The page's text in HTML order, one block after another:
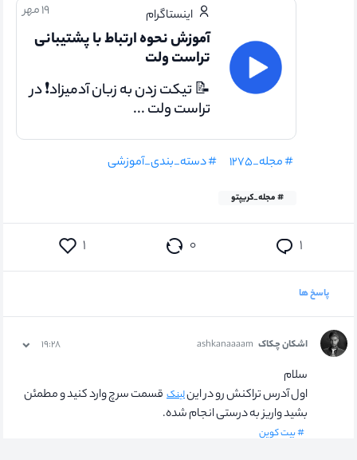
اینستاگرام ۱۹ مهر
آموزش نحوه ارتباط با پشتیبانی
تراست ولت
📝 تیکت زدن به زبان آدمیزاد❗ در
تراست ولت ...
# مجله_۱۲۷۵ # دسته_بندی_آموزشی
# مجله_کریپتو
۱ ۰ ۱
پاسخ ها
اشکان چکاک ashkanaaaam ۱۹:۲۸
سلام
اول آدرس تراکنش رو در اینلینک قسمت سرچ وارد کنید و مطمئن
بشید واریز به درستی انجام شده.
# بیت کوین